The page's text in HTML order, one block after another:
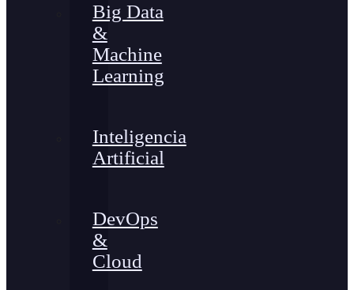
Big Data
&
Machine
Learning
Inteligencia
Artificial
DevOps
&
Cloud